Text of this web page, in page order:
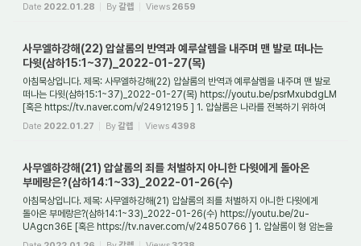
Date 2022.01.28 By갈렙 Views 2659
사무엘하강해(22) 압살롬의 반역과 예루살렘을 내주며 맨 발로 떠나는
다윗(삼하15:1~37)_2022-01-27(목)
아침묵상입니다. 제목: 사무엘하강해(22) 압살롬의 반역과 예루살렘을 내주며 맨 발로
떠나는 다윗(삼하15:1~37)_2022-01-27(목) https://youtu.be/psrMxubdgLM
[혹은 https://tv.naver.com/v/24912195 ] 1. 압살롬은 나라를 전복하기 위하여
어떻게 자신의 힘...
Date 2022.01.27 By갈렙 Views 4398
사무엘하강해(21) 압살롬의 죄를 처벌하지 아니한 다윗에게 돌아온
부메랑은?(삼하14:1~33)_2022-01-26(수)
아침묵상입니다. 제목: 사무엘하강해(21) 압살롬의 죄를 처벌하지 아니한 다윗에게
돌아온 부메랑은?(삼하14:1~33)_2022-01-26(수) https://youtu.be/2u-
UAgcn36E [혹은 https://tv.naver.com/v/24850766 ] 1. 압살롬이 형 암논을
죽이고 3년이 흐른 뒤에 왕궁...